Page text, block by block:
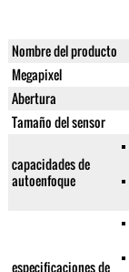
Nombre del producto
Megapixel
Abertura
Tamaño del sensor
capacidades de
autoenfoque
especificaciones de